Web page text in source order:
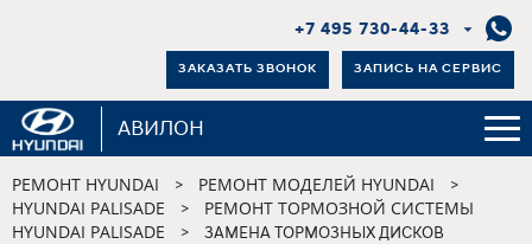
+7 495 730-44-33
ЗАКАЗАТЬ ЗВОНОК ЗАПИСЬ НА СЕРВИС
АВИЛОН
РЕМОНТ HYUNDAI > РЕМОНТ МОДЕЛЕЙ HYUNDAI >
HYUNDAI PALISADE >
РЕМОНТ ТОРМОЗНОЙ СИСТЕМЫ
HYUNDAI PALISADE
> ЗАМЕНА ТОРМОЗНЫХ ДИСКОВ